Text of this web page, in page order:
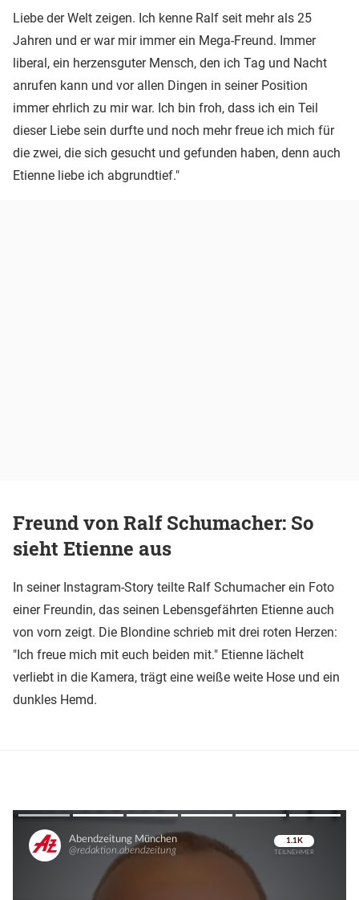
Liebe der Welt zeigen. Ich kenne Ralf seit mehr als 25
Jahren und er war mir immer ein Mega-Freund. Immer
liberal, ein herzensguter Mensch, den ich Tag und Nacht
anrufen kann und vor allen Dingen in seiner Position
immer ehrlich zu mir war. Ich bin froh, dass ich ein Teil
dieser Liebe sein durfte und noch mehr freue ich mich für
die zwei, die sich gesucht und gefunden haben, denn auch
Etienne liebe ich abgrundtief."
Freund von Ralf Schumacher: So
sieht Etienne aus
In seiner Instagram-Story teilte Ralf Schumacher ein Foto
einer Freundin, das seinen Lebensgefährten Etienne auch
von vorn zeigt. Die Blondine schrieb mit drei roten Herzen:
"Ich freue mich mit euch beiden mit." Etienne lächelt
verliebt in die Kamera, trägt eine weiße weite Hose und ein
dunkles Hemd.
Überspringen